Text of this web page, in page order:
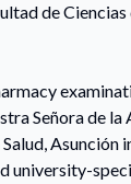
de Ciencias
Señora de la
Asunción
university-